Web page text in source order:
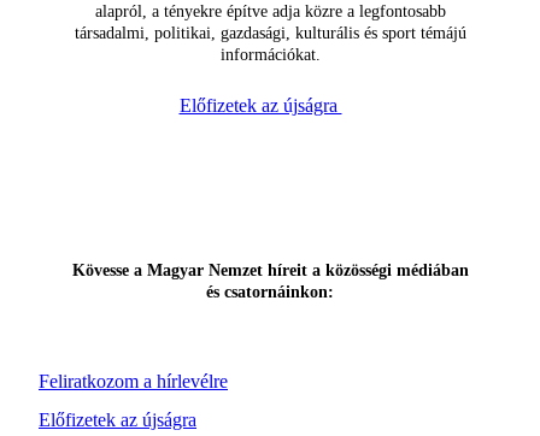
alapról, a tényekre építve adja közre a legfontosabb
társadalmi, politikai, gazdasági, kulturális és sport témájú
információkat.
Előfizetek az újságra
Feliratkozom a hírlevélre
Kövesse a Magyar Nemzet híreit a közösségi médiában
és csatornáinkon:
Előfizetek az újságra